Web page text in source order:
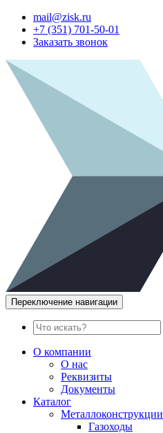
mail@zisk.ru
+7 (351) 701-50-01
Заказать звонок
Переключение навигации
О компании
О нас
Реквизиты
Документы
Каталог
Металлоконструкции
Газоходы